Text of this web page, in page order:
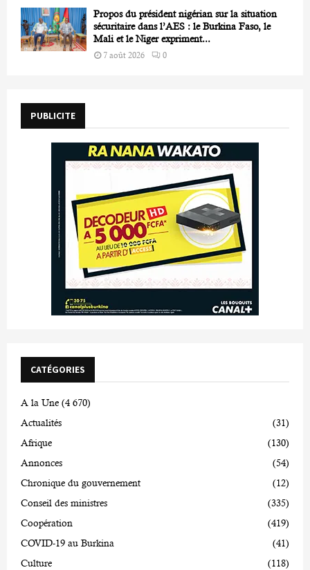
Propos du président nigérian sur la situation
sécuritaire dans l’AES : le Burkina Faso, le
Mali et le Niger expriment...
7 août 2026 0
PUBLICITE
CATÉGORIES
A la Une (4 670)
Actualités
(31)
Afrique
(130)
Annonces
(54)
Chronique du gouvernement
(12)
Conseil des ministres
(335)
Coopération
(419)
COVID-19 au Burkina
(41)
Culture
(118)